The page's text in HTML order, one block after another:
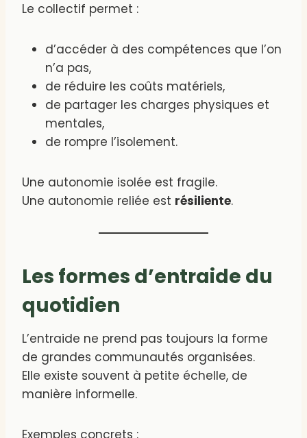
Le collectif permet :
d’accéder à des compétences que l’on
n’a pas,
de réduire les coûts matériels,
de partager les charges physiques et
mentales,
de rompre l’isolement.
Une autonomie isolée est fragile.
Une autonomie reliée est résiliente.
Les formes d’entraide du
quotidien
L’entraide ne prend pas toujours la forme
de grandes communautés organisées.
Elle existe souvent à petite échelle, de
manière informelle.
Exemples concrets :